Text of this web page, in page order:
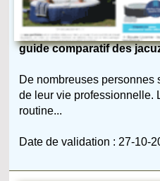
guide comparatif des
De nombreuses personnes
de leur vie professionnelle.
routine...
Date de validation : 27-10-